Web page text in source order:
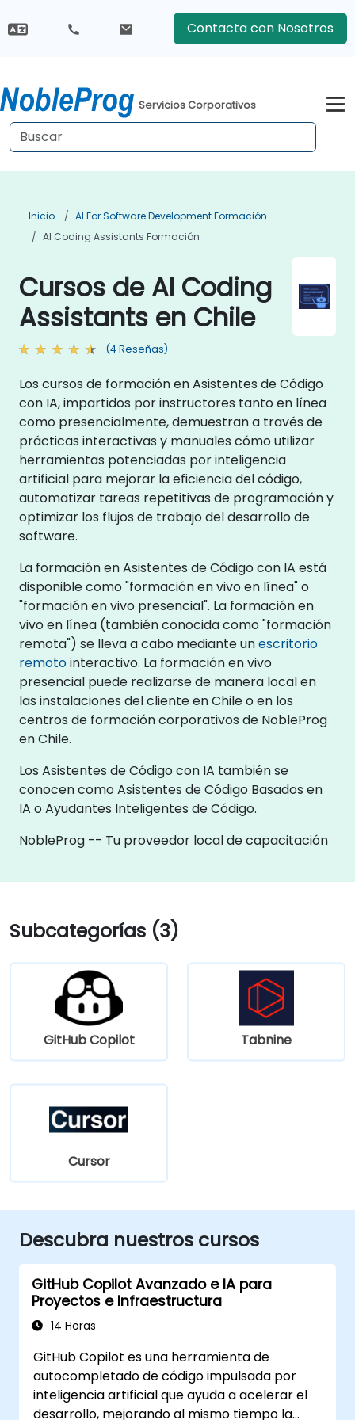
Contacta con Nosotros
Servicios Corporativos
Inicio
AI For Software Development Formación
AI Coding Assistants Formación
Cursos de AI Coding
Assistants en Chile
(4 Reseñas)
Los cursos de formación en Asistentes de Código
con IA, impartidos por instructores tanto en línea
como presencialmente, demuestran a través de
prácticas interactivas y manuales cómo utilizar
herramientas potenciadas por inteligencia
artificial para mejorar la eficiencia del código,
automatizar tareas repetitivas de programación y
optimizar los flujos de trabajo del desarrollo de
software.
La formación en Asistentes de Código con IA está
disponible como "formación en vivo en línea" o
"formación en vivo presencial". La formación en
vivo en línea (también conocida como "formación
remota") se lleva a cabo mediante unescritorio
remotointeractivo. La formación en vivo
presencial puede realizarse de manera local en
las instalaciones del cliente en Chile o en los
centros de formación corporativos de NobleProg
en Chile.
Los Asistentes de Código con IA también se
conocen como Asistentes de Código Basados en
IA o Ayudantes Inteligentes de Código.
NobleProg -- Tu proveedor local de capacitación
Subcategorías (3)
GitHub Copilot Tabnine
Cursor
Descubra nuestros cursos
GitHub Copilot Avanzado e IA para
Proyectos e Infraestructura
14 Horas
GitHub Copilot es una herramienta de
autocompletado de código impulsada por
inteligencia artificial que ayuda a acelerar el
desarrollo, mejorando al mismo tiempo la